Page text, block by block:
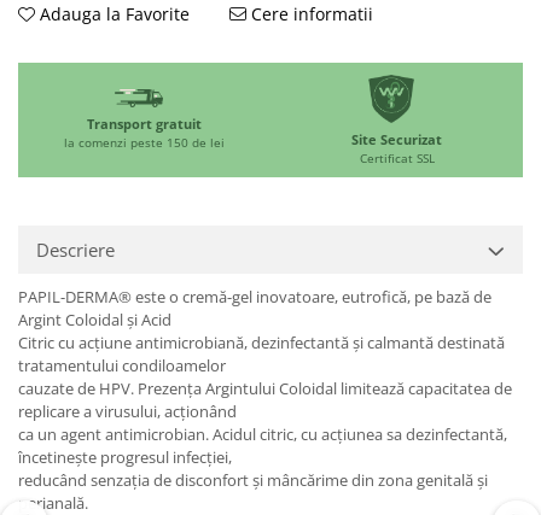
Adauga la Favorite Cere informatii
Transport gratuit
la comenzi peste 150 de lei Site Securizat
Certificat SSL
Descriere
PAPIL-DERMA® este o cremă-gel inovatoare, eutrofică, pe bază de
Argint Coloidal și Acid
Citric cu acțiune antimicrobiană, dezinfectantă și calmantă destinată
tratamentului condiloamelor
cauzate de HPV. Prezența Argintului Coloidal limitează capacitatea de
replicare a virusului, acționând
ca un agent antimicrobian. Acidul citric, cu acțiunea sa dezinfectantă,
încetinește progresul infecției,
reducând senzația de disconfort și mâncărime din zona genitală și
perianală.